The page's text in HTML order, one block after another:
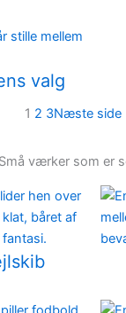
valg
1 2 3Næste side
Små værker som er